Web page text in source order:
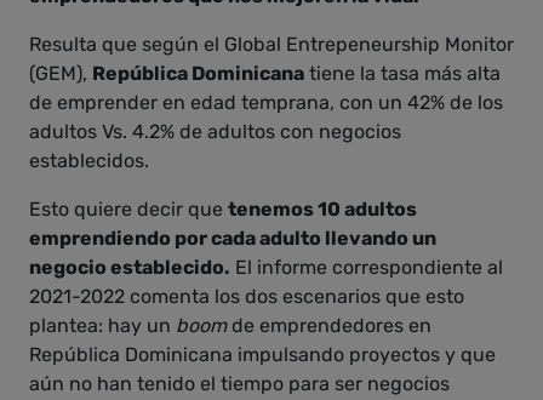
Resulta que según el Global Entrepeneurship Monitor
(GEM), República Dominicana tiene la tasa más alta
de emprender en edad temprana, con un 42% de los
adultos Vs. 4.2% de adultos con negocios
establecidos.
Esto quiere decir que tenemos 10 adultos
emprendiendo por cada adulto llevando un
negocio establecido. El informe correspondiente al
2021-2022 comenta los dos escenarios que esto
plantea: hay un boomde emprendedores en
República Dominicana impulsando proyectos y que
aún no han tenido el tiempo para ser negocios